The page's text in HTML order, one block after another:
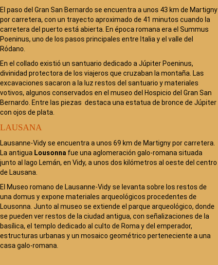
El paso del Gran San Bernardo se encuentra a unos 43 km de Martigny
por carretera, con un trayecto aproximado de 41 minutos cuando la
carretera del puerto está abierta. En época romana era el Summus
Poeninus, uno de los pasos principales entre Italia y el valle del
Ródano.
En el collado existió un santuario dedicado a Júpiter Poeninus,
divinidad protectora de los viajeros que cruzaban la montaña. Las
excavaciones sacaron a la luz restos del santuario y materiales
votivos, algunos conservados en el museo del Hospicio del Gran San
Bernardo. Entre las piezas destaca una estatua de bronce de Júpiter
con ojos de plata.
LAUSANA
Lausanne-Vidy se encuentra a unos 69 km de Martigny por carretera.
La antigua Lousonna fue una aglomeración galo-romana situada
junto al lago Lemán, en Vidy, a unos dos kilómetros al oeste del centro
de Lausana.
El Museo romano de Lausanne-Vidy se levanta sobre los restos de
una domus y expone materiales arqueológicos procedentes de
Lousonna. Junto al museo se extiende el parque arqueológico, donde
se pueden ver restos de la ciudad antigua, con señalizaciones de la
basílica, el templo dedicado al culto de Roma y del emperador,
estructuras urbanas y un mosaico geométrico perteneciente a una
casa galo-romana.